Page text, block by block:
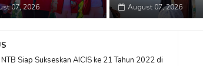
07, 2026 August 07, 2026
Siap Sukseskan AICIS ke 21 Tahun 2022 di